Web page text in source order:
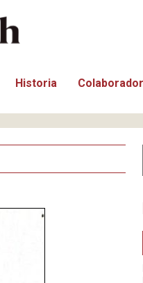
Historia